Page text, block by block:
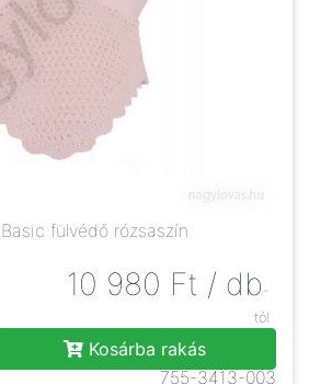
fülvédő rózsaszín
10 980 Ft / db -
tól
Kosárba rakás
755-3413-003